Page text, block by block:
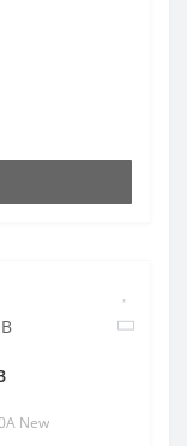
New